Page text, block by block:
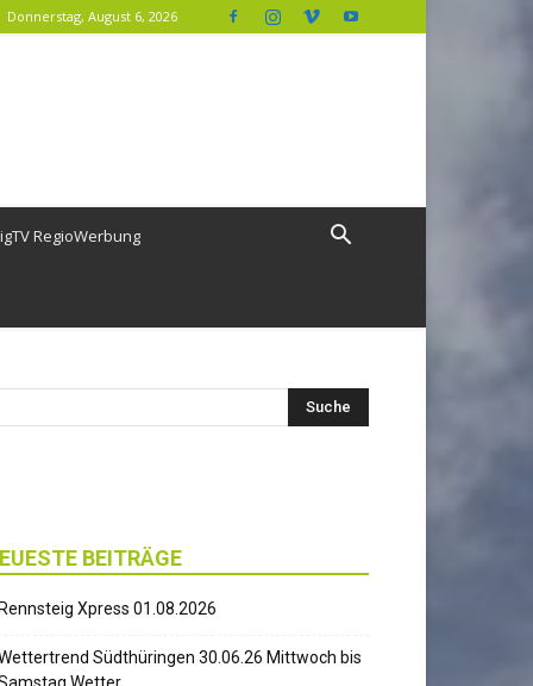
Donnerstag, August 6, 2026
RegioWerbung
BEITRÄGE
Xpress 01.08.2026
Südthüringen 30.06.26 Mittwoch bis